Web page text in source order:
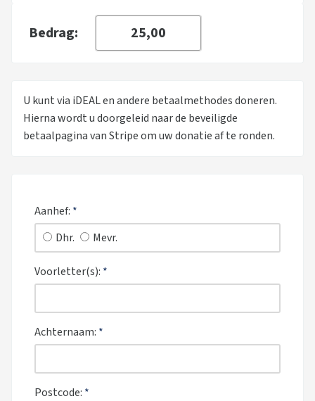
Bedrag:
U kunt via iDEAL en andere betaalmethodes doneren.
Hierna wordt u doorgeleid naar de beveiligde
betaalpagina van Stripe om uw donatie af te ronden.
Aanhef: *
Dhr.
Mevr.
Voorletter(s): *
Achternaam: *
Postcode: *